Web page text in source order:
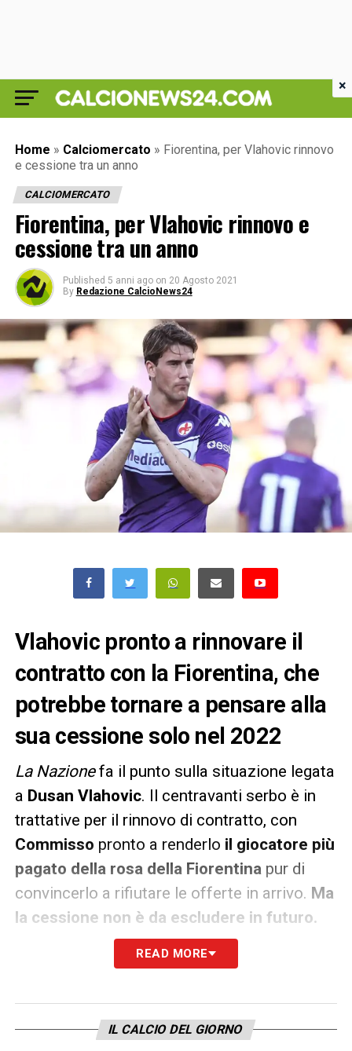
Home » Calciomercato » Fiorentina, per Vlahovic rinnovo
e cessione tra un anno
CALCIOMERCATO
Fiorentina, per Vlahovic rinnovo e
cessione tra un anno
Published 5 anni ago on 20 Agosto 2021
By Redazione CalcioNews24
Vlahovic pronto a rinnovare il
contratto con la Fiorentina, che
potrebbe tornare a pensare alla
sua cessione solo nel 2022
La Nazionefa il punto sulla situazione legata
a Dusan Vlahovic. Il centravanti serbo è in
trattative per il rinnovo di contratto, con
Commisso pronto a renderlo il giocatore più
pagato della rosa della Fiorentina pur di
convincerlo a rifiutare le offerte in arrivo. Ma
la cessione non è da escludere in futuro.
Probabile infatti che, nonostante il
nell’estate del 2022si possa tornare a
parlare di un trasferimento.Juventus, Inter,
READ MORE
IL CALCIO DEL GIORNO
×